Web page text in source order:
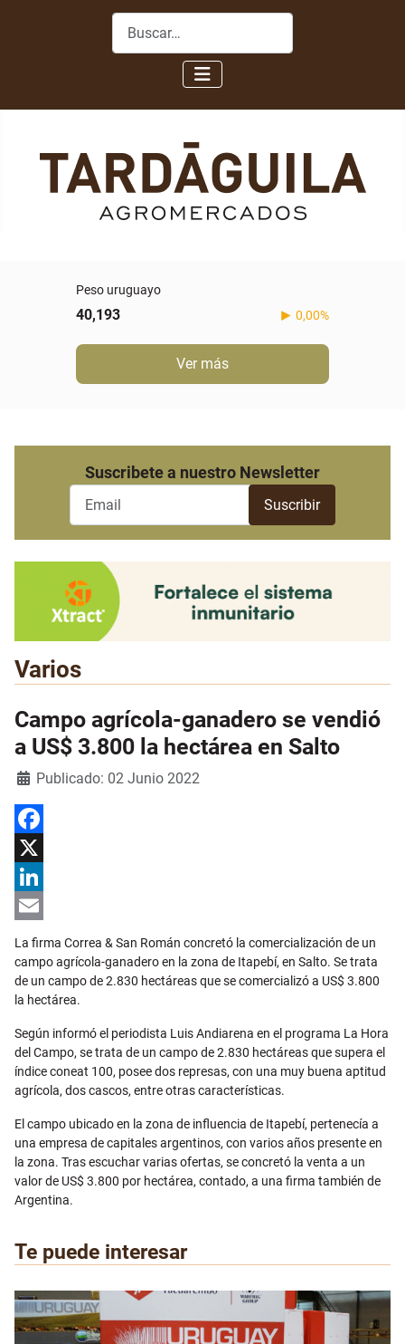
Buscar
Peso uruguayo
40,193 0,00%
Ver más
Suscribete a nuestro Newsletter
Varios
Campo agrícola-ganadero se vendió
a US$ 3.800 la hectárea en Salto
Detalles
Publicado: 02 Junio 2022
Facebook
X
LinkedIn
Email
La firma Correa & San Román concretó la comercialización de un
campo agrícola-ganadero en la zona de Itapebí, en Salto. Se trata
de un campo de 2.830 hectáreas que se comercializó a US$ 3.800
la hectárea.
Según informó el periodista Luis Andiarena en el programa La Hora
del Campo, se trata de un campo de 2.830 hectáreas que supera el
índice coneat 100, posee dos represas, con una muy buena aptitud
agrícola, dos cascos, entre otras características.
El campo ubicado en la zona de influencia de Itapebí, pertenecía a
una empresa de capitales argentinos, con varios años presente en
la zona. Tras escuchar varias ofertas, se concretó la venta a un
valor de US$ 3.800 por hectárea, contado, a una firma también de
Argentina.
Te puede interesar